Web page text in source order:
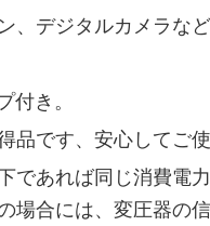
、デジタルカメラな
付き。
品です、安心してご使
であれば同じ消費電
場合には、変圧器の